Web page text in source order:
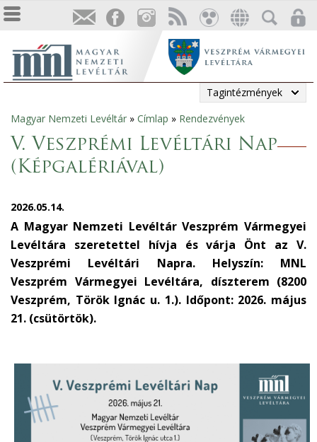
Tagintézmények
Jelenlegi
hely
Magyar Nemzeti Levéltár » Címlap » Rendezvények
V. Veszprémi Levéltári Nap
(Képgalériával)
2026.05.14.
A Magyar Nemzeti Levéltár Veszprém Vármegyei
Levéltára szeretettel hívja és várja Önt az V.
Veszprémi Levéltári Napra. Helyszín: MNL
Veszprém Vármegyei Levéltára, díszterem (8200
Veszprém, Török Ignác u. 1.). Időpont: 2026. május
21. (csütörtök).